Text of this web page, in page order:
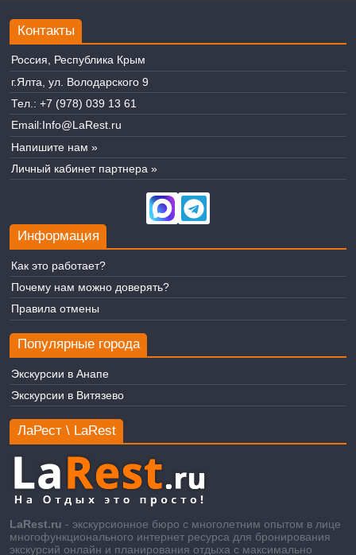
Контакты
Россия, Республика Крым
г.Ялта, ул. Володарского 9
Тел.: +7 (978) 039 13 61
Email:Info@LaRest.ru
Напишите нам »
Личный кабинет партнера »
Информация
Как это работает?
Почему нам можно доверять?
Правила отмены
Популярные города
Экскурсии в Анапе
Экскурсии в Витязево
ЛаРест \ LaRest
LaRest.ru - экскурсионное бюро с многолетним опытом в лице
многофункционального интернет ресурса для бронирования
экскурсий онлайн и планирования отдыха с максимально